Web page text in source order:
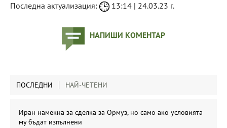
Последна актуализация: 13:14 | 24.03.23 г.
НАПИШИ КОМЕНТАР
ПОСЛЕДНИ НАЙ-ЧЕТЕНИ
Иран намекна за сделка за Ормуз, но само ако условията
му бъдат изпълнени